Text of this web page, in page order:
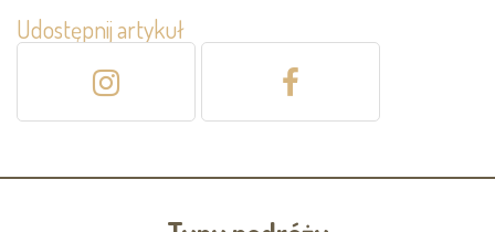
Udostępnij artykuł